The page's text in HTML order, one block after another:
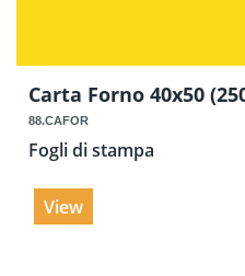
Carta Forno 40x50
88.CAFOR
Fogli di stampa
View